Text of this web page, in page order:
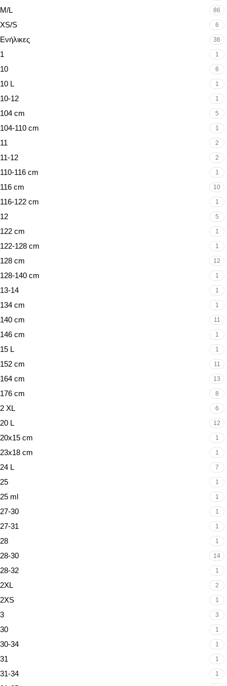
M/L 86
XS/S 6
Ενήλικες 36
1 1
10 6
10 L 1
10-12 1
104 cm 5
104-110 cm 1
11 2
11-12 2
110-116 cm 1
116 cm 10
116-122 cm 1
12 5
122 cm 1
122-128 cm 1
128 cm 12
128-140 cm 1
13-14 1
134 cm 1
140 cm 11
146 cm 1
15 L 1
152 cm 11
164 cm 13
176 cm 8
2 XL 6
20 L 12
20x15 cm 1
23x18 cm 1
24 L 7
25 1
25 ml 1
27-30 1
27-31 1
28 1
28-30 14
28-32 1
2XL 2
2XS 1
3 3
30 1
30-34 1
31 1
31-34 1